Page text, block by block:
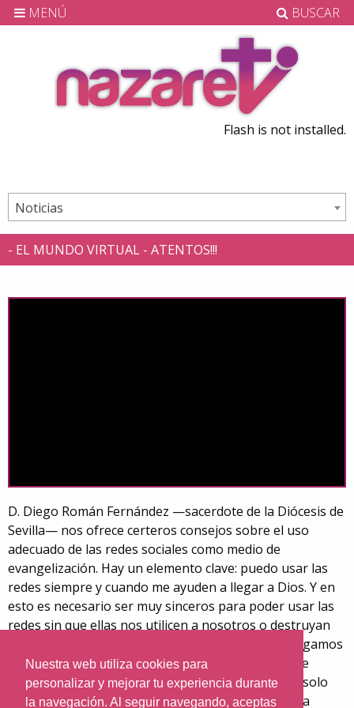
Nuestra web utiliza cookies para
personalizar y mejorar tu experiencia durante
la navegación. Al seguir navegando, aceptas
MENÚ BUSCAR
Flash is not installed.
Noticias
- EL MUNDO VIRTUAL - ATENTOS!!!
D. Diego Román Fernández —sacerdote de la Diócesis de
Sevilla— nos ofrece certeros consejos sobre el uso
adecuado de las redes sociales como medio de
evangelización. Hay un elemento clave: puedo usar las
redes siempre y cuando me ayuden a llegar a Dios. Y en
esto es necesario ser muy sinceros para poder usar las
redes sin que ellas nos utilicen a nosotros o destruyan
nuestra relación con Dios. Por mucho bien que hagamos
en las redes, la Eucaristía o nuestros momentos de
oración personal deben ser tiempos «blindados», solo
para Dios, que no pueden ser interrumpidos por la